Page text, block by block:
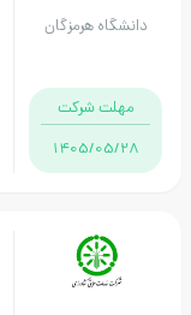
دانشگاه هرمزگان
مهلت شرکت
1405/05/28